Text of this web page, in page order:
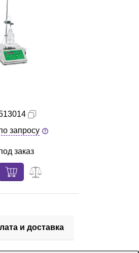
запросу
заказ
и доставка